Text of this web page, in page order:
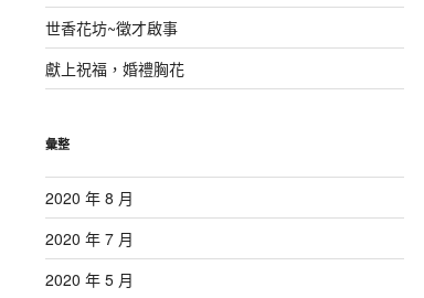
世香花坊~徵才啟事
獻上祝福，婚禮胸花
彙整
2020 年 8 月
2020 年 7 月
2020 年 5 月